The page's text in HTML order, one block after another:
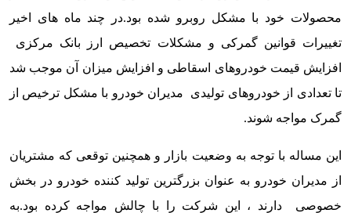
محصولات خود با مشکل روبرو شده بود.در چند ماه های اخیر
تغییرات قوانین گمرکی و مشکلات تخصیص ارز بانک مرکزی
افزایش قیمت خودروهای اسقاطی و افزایش میزان آن موجب شد
تا تعدادی از خودروهای تولیدی مدیران خودرو با مشکل ترخیص از
گمرک مواجه شوند.
این مساله با توجه به وضعیت بازار و همچنین توقعی که مشتریان
از مدیران خودرو به عنوان بزرگترین تولید کننده خودرو در بخش
خصوصی دارند ، این شرکت را با چالش مواجه کرده بود.به